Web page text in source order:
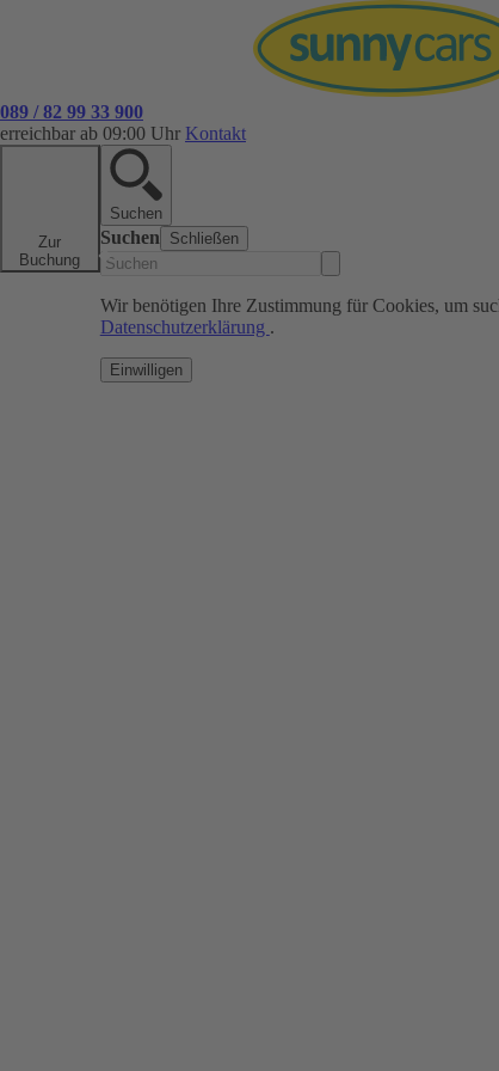
089 / 82 99 33 900
erreichbar ab 09:00 Uhr Kontakt
Zur
Buchung
Suchen
Suchen Schließen
Wir benötigen Ihre Zustimmung für Cookies, um
Datenschutzerklärung .
Einwilligen